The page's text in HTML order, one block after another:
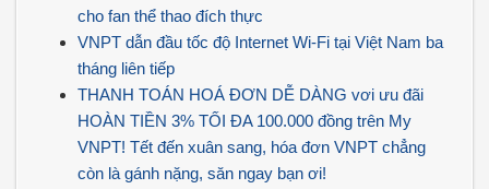
cho fan thể thao đích thực
VNPT dẫn đầu tốc độ Internet Wi-Fi tại Việt Nam ba
tháng liên tiếp
THANH TOÁN HOÁ ĐƠN DỄ DÀNG vơi ưu đãi
HOÀN TIỀN 3% TỐI ĐA 100.000 đồng trên My
VNPT! Tết đến xuân sang, hóa đơn VNPT chẳng
còn là gánh nặng, săn ngay bạn ơi!